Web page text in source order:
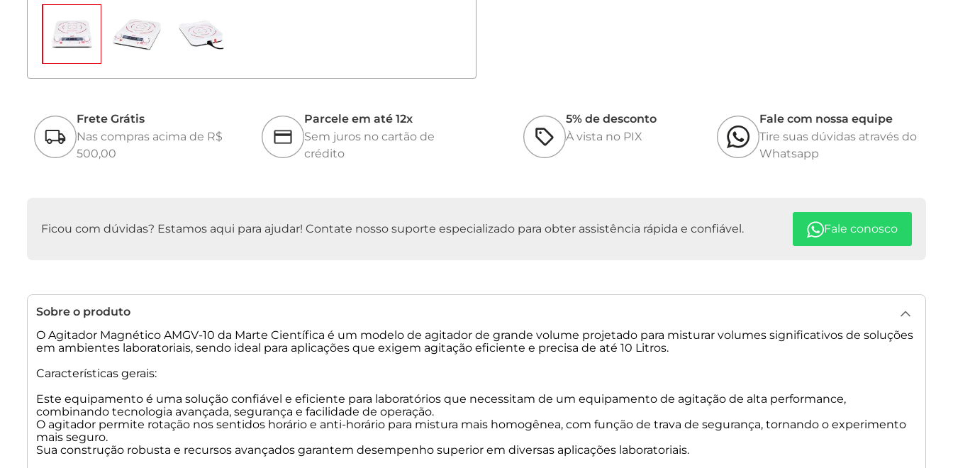
Frete Grátis
Nas compras acima de R$
500,00
Parcele em até 12x
Sem juros no cartão de
crédito
5% de desconto
À vista no PIX
Fale com nossa equipe
Tire suas dúvidas através do
Whatsapp
Ficou com dúvidas? Estamos aqui para ajudar! Contate nosso suporte especializado para obter assistência rápida e confiável. Fale conosco
Sobre o produto
O Agitador Magnético AMGV-10 da Marte Científica é um modelo de agitador de grande volume projetado para misturar volumes significativos de soluções
em ambientes laboratoriais, sendo ideal para aplicações que exigem agitação eficiente e precisa de até 10 Litros.
Características gerais:
Este equipamento é uma solução confiável e eficiente para laboratórios que necessitam de um equipamento de agitação de alta performance,
combinando tecnologia avançada, segurança e facilidade de operação.
O agitador permite rotação nos sentidos horário e anti-horário para mistura mais homogênea, com função de trava de segurança, tornando o experimento
mais seguro.
Sua construção robusta e recursos avançados garantem desempenho superior em diversas aplicações laboratoriais.